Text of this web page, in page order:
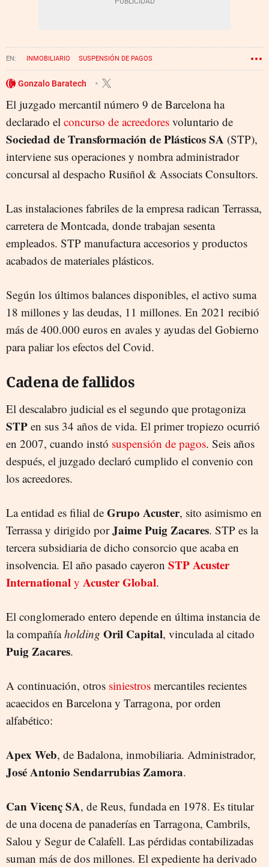
INMOBILIARIO SUSPENSIÓN DE PAGOS
CONCURSO DE ACREEDORES QUIEBRA
PUBLICIDAD
Gonzalo Baratech
El juzgado mercantil número 9 de Barcelona ha
declarado el concurso de acreedores voluntario de
Sociedad de Transformación de Plásticos SA (STP),
interviene sus operaciones y nombra administrador
concursal al despacho Rusiñol & Associats Consultors.
Las instalaciones fabriles de la empresa radican Terrassa,
carretera de Montcada, donde trabajan sesenta
empleados. STP manufactura accesorios y productos
acabados de materiales plásticos.
Según los últimos balances disponibles, el activo suma
18 millones y las deudas, 11 millones. En 2021 recibió
más de 400.000 euros en avales y ayudas del Gobierno
para paliar los efectos del Covid.
Cadena de fallidos
El descalabro judicial es el segundo que protagoniza
STP en sus 34 años de vida. El primer tropiezo ocurrió
en 2007, cuando instó suspensión de pagos. Seis años
después, el juzgado declaró cumplido el convenio con
los acreedores.
La entidad es filial de Grupo Acuster, sito asimismo en
Terrassa y dirigido porJaime Puig Zacares. STP es la
tercera subsidiaria de dicho consorcio que acaba en
insolvencia. El año pasado cayeron STP Acuster
International y Acuster Global.
El conglomerado entero depende en última instancia de
la compañíaholding Oril Capital, vinculada al citado
Puig Zacares.
A continuación, otros siniestros mercantiles recientes
acaecidos en Barcelona y Tarragona, por orden
alfabético:
Apex Web, de Badalona, inmobiliaria. Administrador,
José Antonio Sendarrubias Zamora.
Can Vicenç SA, de Reus, fundada en 1978. Es titular
de una docena de panaderías en Tarragona, Cambrils,
Salou y Segur de Calafell. Las pérdidas contabilizadas
suman más de dos millones. El expediente ha derivado